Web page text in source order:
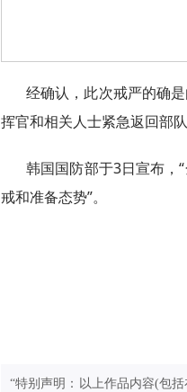
经确认，此次戒严的确
挥官和相关人士紧急返回部
韩国国防部于3日宣布，
戒和准备态势”。
“特别声明：以上作品内容(包